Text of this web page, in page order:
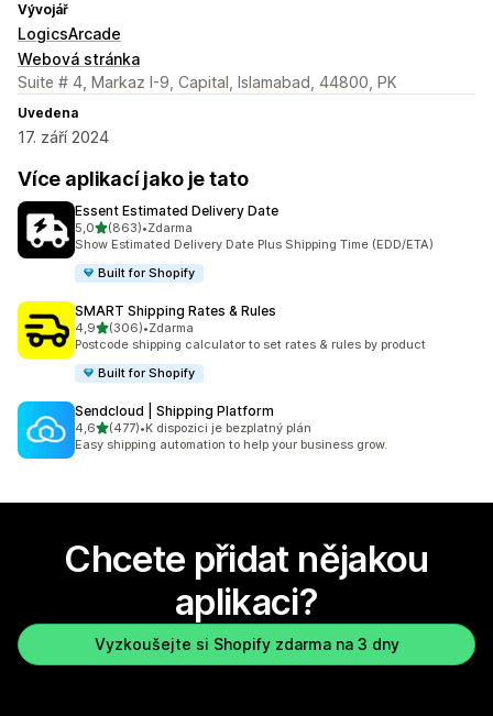
Vývojář
LogicsArcade
Webová stránka
Suite # 4, Markaz I-9, Capital, Islamabad, 44800, PK
Uvedena
17. září 2024
Více aplikací jako je tato
Essent Estimated Delivery Date
5,0z 5 hvězd
(863)
Celkový počet recenzí: 863
•Zdarma
Show Estimated Delivery Date Plus Shipping Time (EDD/ETA)
Built for Shopify
SMART Shipping Rates & Rules
4,9z 5 hvězd
(306)
Celkový počet recenzí: 306
•Zdarma
Postcode shipping calculator to set rates & rules by product
Built for Shopify
Sendcloud | Shipping Platform
4,6z 5 hvězd
(477)
Celkový počet recenzí: 477
•K dispozici je bezplatný plán
Easy shipping automation to help your business grow.
Chcete přidat nějakou
aplikaci?
Vyzkoušejte si Shopify zdarma na 3 dny